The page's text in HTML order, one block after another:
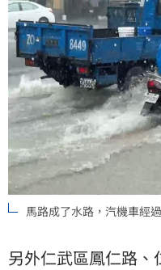
馬路成了水路，汽機車經
另外仁武區鳳仁路